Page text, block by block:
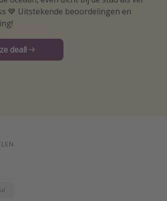
💙 Uitstekende beoordelingen en
deal!